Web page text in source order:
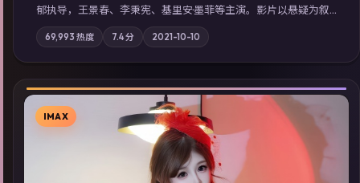
郁执导，王景春、李秉宪、基里安·墨菲等主演。影片以悬疑为叙
事主轴，科技与人性的边界在实验事故后逐渐模糊；摄影与配乐
强化地域气质；站内亦可通过「国产免费观看高清电视剧在线
看」延展检索同类型高分佳作，畅享高清在线追剧体验。
69,993 热度 7.4分 2021-10-10
IMAX